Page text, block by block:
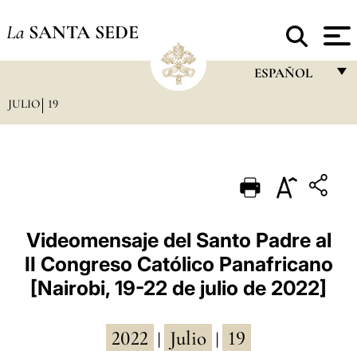
La SANTA SEDE
ESPAÑOL
PORTUGUÊS
ESPAÑOL
DEUTSCH
POLSKI
JULIO 19
Videomensaje del Santo Padre al
II Congreso Católico Panafricano
[Nairobi, 19-22 de julio de 2022]
2022 Julio 19